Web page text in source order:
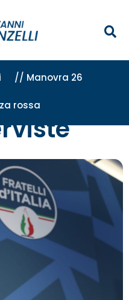
// Manovra 26
rossa